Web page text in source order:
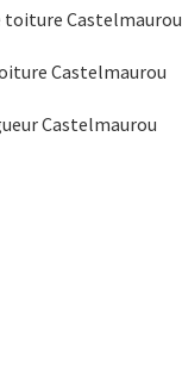
toiture Castelmaurou
Castelmaurou
Castelmaurou